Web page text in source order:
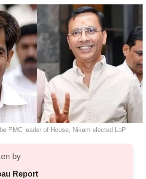
PMC leader of House, Nikam elected LoP
by
Report